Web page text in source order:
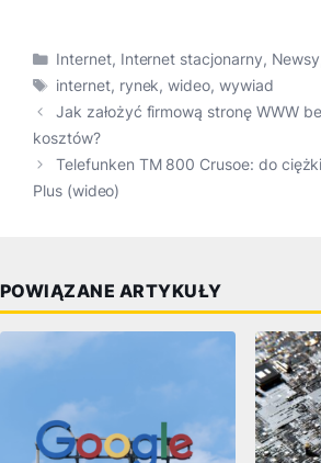
Kategorie
Internet, Internet stacjonarny, Newsy
Tagi
internet, rynek,wideo, wywiad
Jak założyć firmową stronę WWW
kosztów?
Telefunken TM 800 Crusoe: do
Plus (wideo)
POWIĄZANE ARTYKUŁY